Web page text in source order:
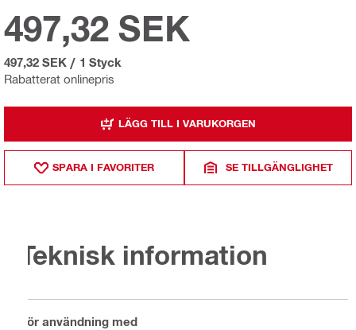
Rabatterat onlinepris
497,32 SEK
497,32 SEK / 1 Styck
LÄGG TILL I VARUKORGEN
SPARA I FAVORITER SE TILLGÄNGLIGHET
Teknisk information
För användning med